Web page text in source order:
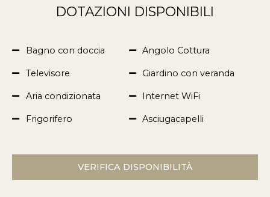
DOTAZIONI DISPONIBILI
Bagno con doccia
Televisore
Aria condizionata
Frigorifero
Angolo Cottura
Giardino con veranda
Internet WiFi
Asciugacapelli
VERIFICA DISPONIBILITÀ